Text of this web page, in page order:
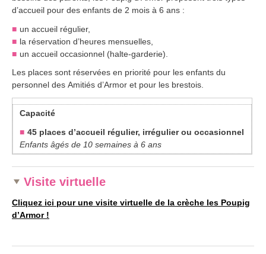
d’accueil pour des enfants de 2 mois à 6 ans :
un accueil régulier,
la réservation d’heures mensuelles,
un accueil occasionnel (halte-garderie).
Les places sont réservées en priorité pour les enfants du
personnel des Amitiés d’Armor et pour les brestois.
Capacité
45 places d’accueil régulier, irrégulier ou occasionnel
Enfants âgés de 10 semaines à 6 ans
Visite virtuelle
Cliquez ici pour une visite virtuelle de la crèche les Poupig
d’Armor!